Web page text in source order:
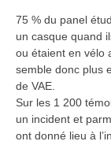
75 % du panel
un casque quand
ou étaient en vélo
semble donc plus
de VAE.
Sur les 1 200
un incident et
ont donné lieu à